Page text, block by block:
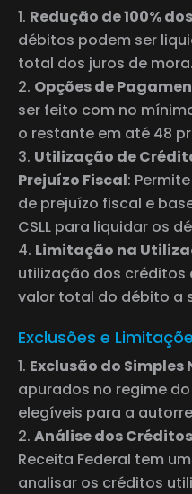
Redução de 100%
débitos podem ser
total dos juros de mora.
Opções de
ser feito com no
o restante em até 48
Utilização de
Prejuízo Fiscal:
de prejuízo fiscal e
CSLL para liquidar os
Limitação na
utilização dos créditos
valor total do débito a
Exclusões e
Exclusão do Simples
apurados no regime
elegíveis para a
Análise dos
Receita Federal tem
analisar os créditos